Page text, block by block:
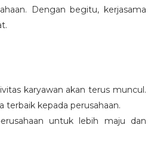
Dengan begitu, kerjasama
karyawan akan terus muncul.
kepada perusahaan.
untuk lebih maju dan